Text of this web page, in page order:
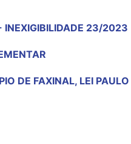
23/2023
DE FAXINAL, LEI